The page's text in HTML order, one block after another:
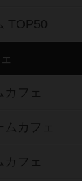
TOP50
カフェ
ムカフェ
カフェ